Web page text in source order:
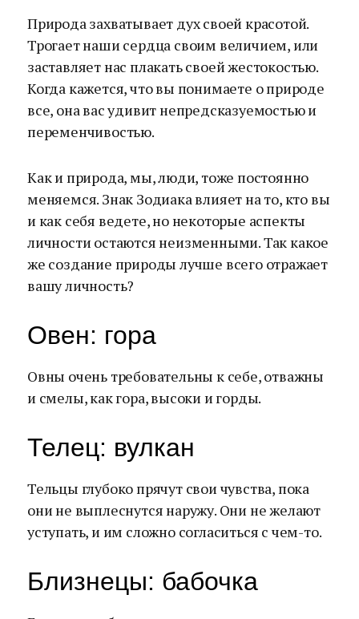
Природа захватывает дух своей красотой.
Трогает наши сердца своим величием, или
заставляет нас плакать своей жестокостью.
Когда кажется, что вы понимаете о природе
все, она вас удивит непредсказуемостью и
переменчивостью.
Как и природа, мы, люди, тоже постоянно
меняемся. Знак Зодиака влияет на то, кто вы
и как себя ведете, но некоторые аспекты
личности остаются неизменными. Так какое
же создание природы лучше всего отражает
вашу личность?
Овен: гора
Овны очень требовательны к себе, отважны
и смелы, как гора, высоки и горды.
Телец: вулкан
Тельцы глубоко прячут свои чувства, пока
они не выплеснутся наружу. Они не желают
уступать, и им сложно согласиться с чем-то.
Близнецы: бабочка